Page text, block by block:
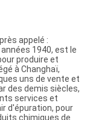
appelé :
1940, est le
produire et
à Changhaï,
uns de vente et
des demis siècles,
services et
d'épuration, pour
chimiques de